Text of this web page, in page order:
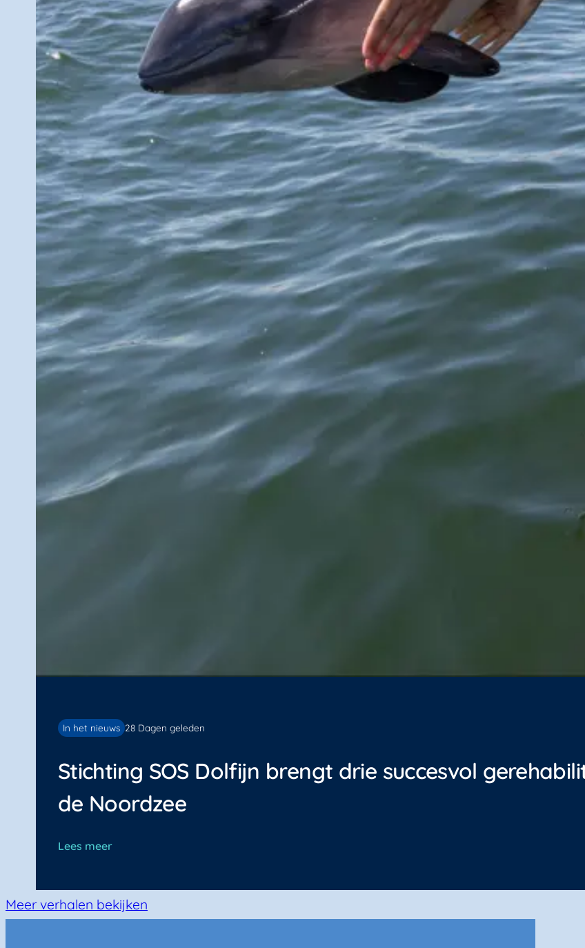
In het nieuws 28 Dagen geleden
Stichting SOS Dolfijn brengt drie succesvol
de Noordzee
Lees meer
Meer verhalen bekijken